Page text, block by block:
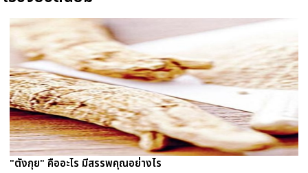
"ตังกุย" คืออะไร มีสรรพคุณอย่างไร